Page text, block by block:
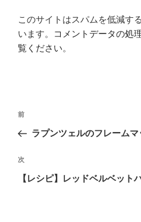
このサイトはスパムを低減す
います。
コメントデータの処
覧ください。
投
ナ
ビ
ゲ
前
の
稿
前
ラプンツェルのフレームマ
次
の
次
【レシピ】レッドベルベット